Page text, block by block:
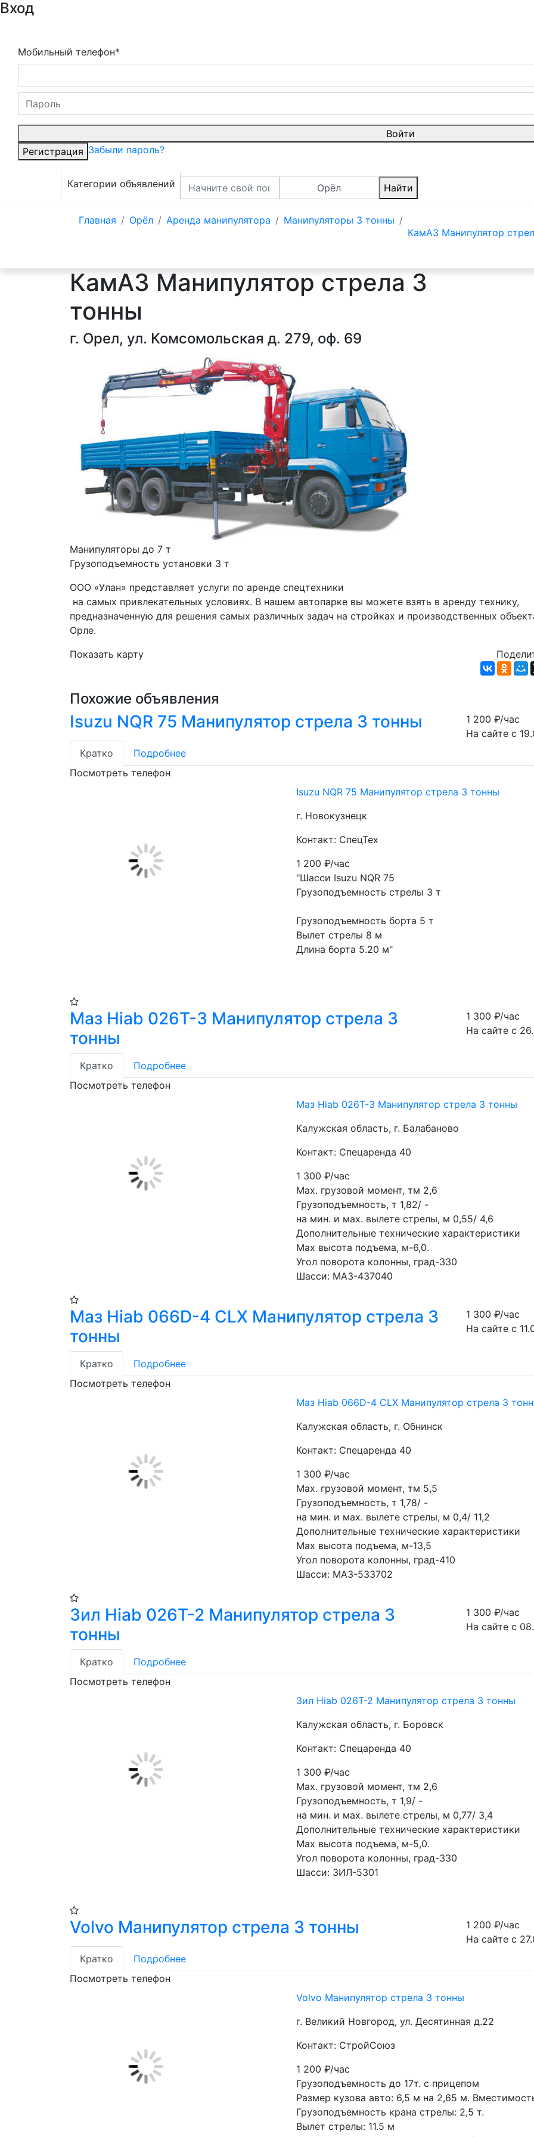
Вход
Мобильный телефон*
Войти
Регистрация Забыли пароль?
Категории объявлений Орёл Найти
Главная Орёл Аренда манипулятора
Манипуляторы 3 тонны
КамАЗ Манипулятор
КамАЗ Манипулятор стрела 3
тонны
г. Орел, ул. Комсомольская д. 279, оф. 69
Манипуляторы до 7 т
Грузоподъемность установки 3 т
ООО «Улан» представляет услуги по аренде спецтехники
предназначенную для решения самых различных задач на стройках и производственных
Орле.
Показать карту
Похожие объявления
Isuzu NQR 75 Манипулятор стрела 3 тонны 1 200 ₽/час
На сайте с
Кратко
Подробнее
Посмотреть телефон
Isuzu NQR 75 Манипулятор стрела 3 тонны
г. Новокузнецк
Контакт: СпецТех
1 200 ₽/час
"Шасси Isuzu NQR 75
Грузоподъемность стрелы 3 т
Грузоподъемность борта 5 т
Вылет стрелы 8 м
Длина борта 5.20 м"
Маз Hiab 026Т-3 Манипулятор стрела 3
тонны
1 300 ₽/час
На сайте с
Кратко
Подробнее
Посмотреть телефон
Маз Hiab 026Т-3 Манипулятор стрела 3 тонны
Калужская область, г. Балабаново
Контакт: Спецаренда 40
1 300 ₽/час
Мах. грузовой момент, тм 2,6
Грузоподъемность, т 1,82/ -
на мин. и мах. вылете стрелы, м 0,55/ 4,6
Дополнительные технические характеристики
Мах высота подъема, м-6,0.
Угол поворота колонны, град-330
Шасси: МАЗ-437040
Маз Hiab 066D-4 CLX Манипулятор стрела 3
тонны
1 300 ₽/час
На сайте с
Кратко
Подробнее
Посмотреть телефон
Маз Hiab 066D-4 CLX Манипулятор стрела 3
Калужская область, г. Обнинск
Контакт: Спецаренда 40
1 300 ₽/час
Мах. грузовой момент, тм 5,5
Грузоподъемность, т 1,78/ -
на мин. и мах. вылете стрелы, м 0,4/ 11,2
Дополнительные технические характеристики
Мах высота подъема, м-13,5
Угол поворота колонны, град-410
Шасси: МАЗ-533702
Зил Hiab 026Т-2 Манипулятор стрела 3
тонны
1 300 ₽/час
На сайте с
Кратко
Подробнее
Посмотреть телефон
Зил Hiab 026Т-2 Манипулятор стрела 3 тонны
Калужская область, г. Боровск
Контакт: Спецаренда 40
1 300 ₽/час
Мах. грузовой момент, тм 2,6
Грузоподъемность, т 1,9/ -
на мин. и мах. вылете стрелы, м 0,77/ 3,4
Дополнительные технические характеристики
Мах высота подъема, м-5,0.
Угол поворота колонны, град-330
Шасси: ЗИЛ-5301
Volvo Манипулятор стрела 3 тонны 1 200 ₽/час
На сайте с
Кратко
Подробнее
Посмотреть телефон
Volvo Манипулятор стрела 3 тонны
г. Великий Новгород, ул. Десятинная д.22
Контакт: СтройСоюз
1 200 ₽/час
Грузоподъемность до 17т. с прицепом
Размер кузова авто: 6,5 м на 2,65 м.
Грузоподъемность крана стрелы: 2,5 т.
Вылет стрелы: 11.5 м